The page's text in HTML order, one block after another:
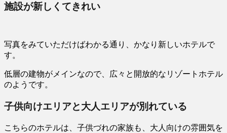
施設が新しくてきれい
写真をみていただけばわかる通り、かなり新しいホテルで
す。
低層の建物がメインなので、広々と開放的なリゾートホテル
のようです。
子供向けエリアと大人エリアが別れている
こちらのホテルは、子供づれの家族も、大人向けの雰囲気を